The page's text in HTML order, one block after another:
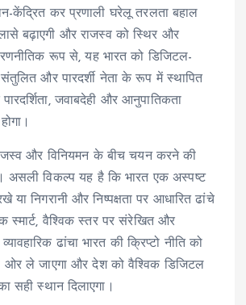
केंद्रित कर प्रणाली घरेलू तरलता बहाल
बढ़ाएगी और राजस्व को स्थिर और
रणनीतिक रूप से, यह भारत को डिजिटल-
संतुलित और पारदर्शी नेता के रूप में स्थापित
जवाबदेही और आनुपातिकता
और विनियमन के बीच चयन करने की
असली विकल्प यह है कि भारत एक अस्पष्ट
या निगरानी और निष्पक्षता पर आधारित ढांचे
स्मार्ट, वैश्विक स्तर पर संरेखित और
ढांचा भारत की क्रिप्टो नीति को
ओर ले जाएगा और देश को वैश्विक डिजिटल
सही स्थान दिलाएगा।